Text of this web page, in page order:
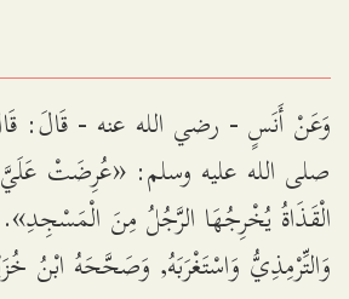
وَعَنْ أَنَسٍ - رضي الله عنه - قَالَ:
صلى الله عليه وسلم: «عُرِضَتْ
الْقَذَاةُ يُخْرِجُهَا الرَّجُلُ مِنَ الْمَسْجِدِ».
وَالتِّرْمِذِيُّ وَاسْتَغْرَبَهُ, وَصَحَّحَهُ ابْنُ